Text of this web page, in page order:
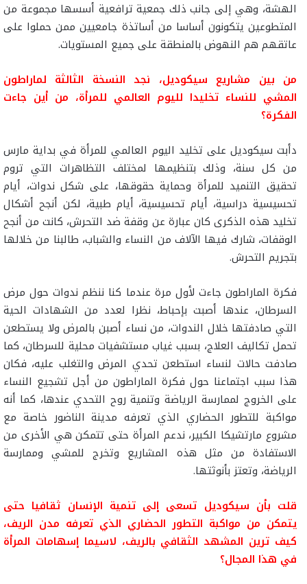
الهشة، وهي إلى جانب ذلك جمعية ترافعية أسسها مجموعة من
المتطوعين يتكونون أساسا من أساتذة جامعيين ممن حملوا على
عاتقهم هم النهوض بالمنطقة على جميع المستويات.
من بين مشاريع سيكوديل، نجد النسخة الثالثة لماراطون
المشي للنساء تخليدا لليوم العالمي للمرأة، من أين جاءت
الفكرة؟
دأبت سيكوديل على تخليد اليوم العالمي للمرأة في بداية مارس
من كل سنة، وذلك بتنظيمها لمختلف التظاهرات التي تروم
تحقيق التنميد للمرأة وحماية حقوقها، على شكل ندوات، أيام
تحسيسية دراسية، أيام تحسيسية، أيام طبية، لكن أنجح أشكال
تخليد هذه الذكرى كان عبارة عن وقفة ضد التحرش، كانت من أنجح
الوقفات، شارك فيها الآلاف من النساء والشباب، طالبنا من خلالها
بتجريم التحرش.
فكرة الماراطون جاءت لأول مرة عندما كنا ننظم ندوات حول مرض
السرطان، عندها أصبت بإحباط، نظرا لعدد من الشهادات الحية
التي صادفتها خلال الندوات، من نساء أصبن بالمرض ولا يستطعن
تحمل تكاليف العلاج، بسبب غياب مستشفيات محلية للسرطان، كما
صادفت حالات لنساء استطعن تحدي المرض والتغلب عليه، فكان
هذا سبب اجتماعنا حول فكرة الماراطون من أجل تشجيع النساء
على الخروج لممارسة الرياضة وتنمية روح التحدي عندها، كما أنه
مواكبة للتطور الحضاري الذي تعرفه مدينة الناضور خاصة مع
مشروع مارتشيكا الكبير، ندعم المرأة حتى تتمكن هي الأخرى من
الاستفادة من مثل هذه المشاريع وتخرج للمشي وممارسة
الرياضة، وتعتز بأنوثتها.
قلت بأن سيكوديل تسعى إلى تنمية الإنسان ثقافيا حتى
يتمكن من مواكبة التطور الحضاري الذي تعرفه مدن الريف،
كيف ترين المشهد الثقافي بالريف، لاسيما إسهامات المرأة
في هذا المجال؟